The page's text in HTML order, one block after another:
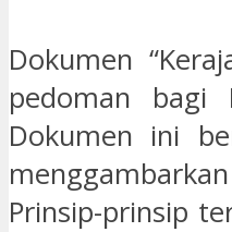
Dokumen
pedoman bagi
Dokumen ini
Prinsip-prinsip